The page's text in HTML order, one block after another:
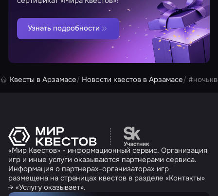
Узнать подробности
Квесты в Арзамасе Новости квестов в Арзамасе
Перейти на сайт
«Мир Квестов» - информационный сервис. Организация
игр и иные услуги оказываются партнерами сервиса.
Информация о партнерах-организаторах игр
размещена на страницах квестов в разделе «Контакты»
→ «Услугу оказывает».